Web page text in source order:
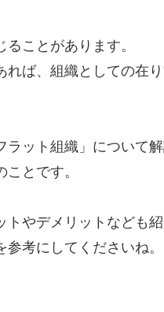
ことがあります。
ば、組織としての在
ット組織」について解
とです。
やデメリットなども紹
考にしてくださいね。